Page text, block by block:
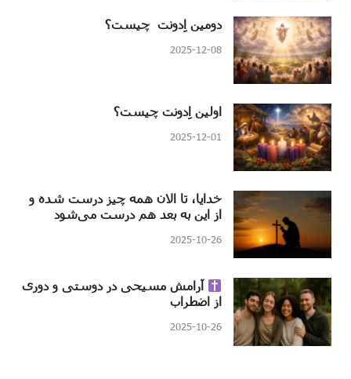
دومین اِدونت چیست؟
2025-12-08
اولین اِدونت چیست؟
2025-12-01
خدایا، تا الان همه چیز درست شده و
از این به بعد هم درست می‌شود
2025-10-26
آرامش مسیحی در دوستی و دوری
از اضطراب
2025-10-26